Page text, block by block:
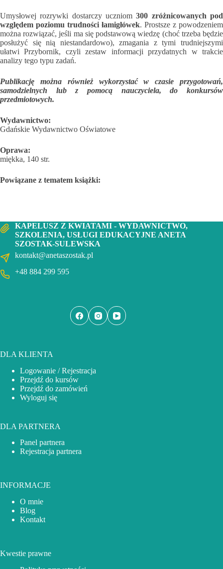
Umysłowej rozrywki dostarczy uczniom 300 zróżnicowanych pod
względem poziomu trudności łamigłówek. Prostsze z powodzeniem
można rozwiązać, jeśli ma się podstawową wiedzę (choć trzeba będzie
posłużyć się nią niestandardowo), zmagania z tymi trudniejszymi
ułatwi Przybornik, czyli zestaw informacji przydatnych w trakcie
analizy tego typu zadań.
Publikację można również wykorzystać w czasie przygotowań,
samodzielnych lub z pomocą nauczyciela, do konkursów
przedmiotowych.
Wydawnictwo:
Gdańskie Wydawnictwo Oświatowe
Oprawa:
miękka, 140 str.
Powiązane z tematem książki:
KAPELUSZ Z KWIATAMI - WYDAWNICTWO,
SZKOLENIA, USŁUGI EDUKACYJNE ANETA
SZOSTAK-SULEWSKA
kontakt@anetaszostak.pl
+48 884 299 595
DLA KLIENTA
Logowanie / Rejestracja
Przejdź do kursów
Przejdź do zamówień
Wyloguj się
DLA PARTNERA
Panel partnera
Rejestracja partnera
INFORMACJE
O mnie
Blog
Kontakt
Kwestie prawne